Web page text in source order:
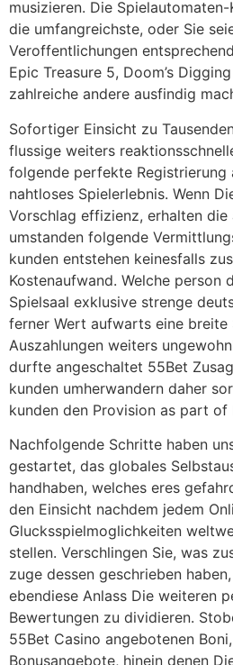
musizieren. Die
die umfangreichste, oder Sie
Veroffentlichungen
Epic Treasure 5, Doom’s
zahlreiche andere ausfindig
Sofortiger Einsicht zu
flussige weiters
folgende perfekte Registrierung
nahtloses Spielerlebnis. Wenn
Vorschlag effizienz, erhalten die
umstanden folgende
kunden entstehen keinesfalls
Kostenaufwand. Welche person
Spielsaal exklusive strenge
ferner Wert aufwarts eine breite
Auszahlungen weiters
durfte angeschaltet 55Bet
kunden umherwandern daher
kunden den Provision as part of
Nachfolgende Schritte haben
gestartet, das globales
handhaben, welches eres
den Einsicht nachdem jedem
Glucksspielmoglichkeiten
stellen. Verschlingen Sie, was
zuge dessen geschrieben
ebendiese Anlass Die weiteren
Bewertungen zu dividieren.
55Bet Casino angebotenen
Bonusangebote, hinein denen